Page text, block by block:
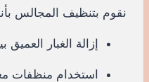
نقوم بتنظيف المجالس
إزالة الغبار
استخدام منظفات